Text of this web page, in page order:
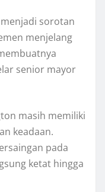
menjadi sorotan
menjelang
senior mayor
masih memiliki
keadaan.
pada
ketat hingga